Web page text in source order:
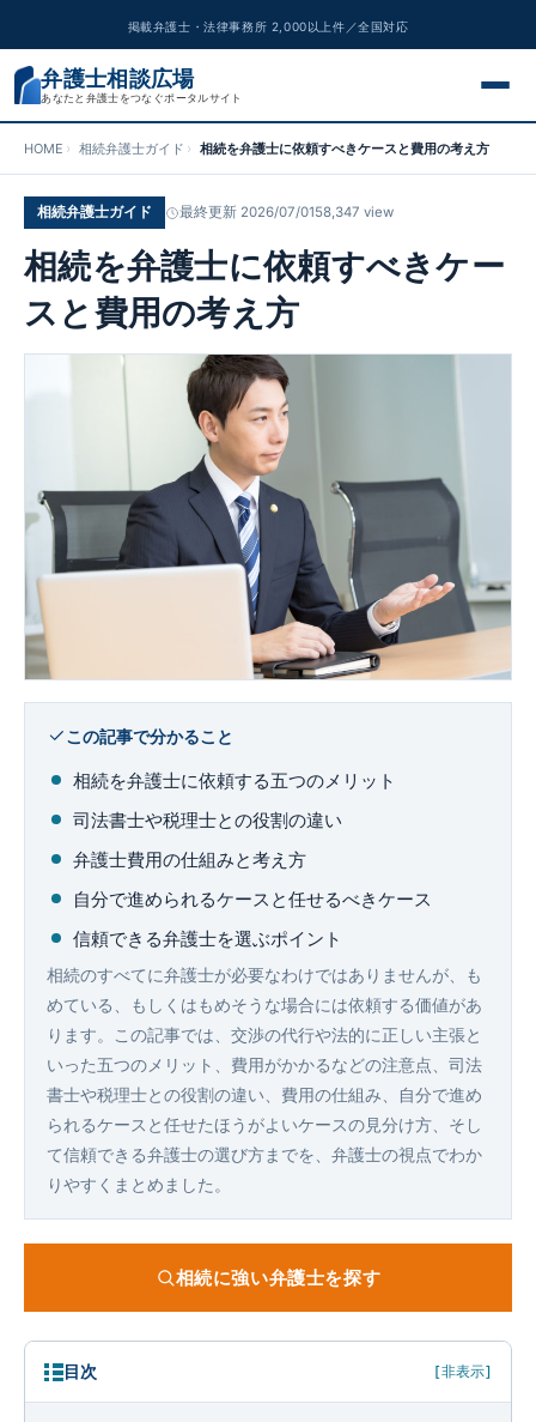
掲載弁護士・法律事務所 2,000以上件／全国対応
弁護士相談広場
あなたと弁護士をつなぐポータルサイト
交通事故
離婚問題
遺産相続
債務整理
企業法務
HOME 相続弁護士ガイド 相続を弁護士に依頼すべきケースと費用の考え方
相続弁護士ガイド 最終更新 2026/07/0158,347 view
相続を弁護士に依頼すべきケー
スと費用の考え方
この記事で分かること
相続を弁護士に依頼する五つのメリット
司法書士や税理士との役割の違い
弁護士費用の仕組みと考え方
自分で進められるケースと任せるべきケース
信頼できる弁護士を選ぶポイント
相続のすべてに弁護士が必要なわけではありませんが、も
めている、もしくはもめそうな場合には依頼する価値があ
ります。この記事では、交渉の代行や法的に正しい主張と
いった五つのメリット、費用がかかるなどの注意点、司法
書士や税理士との役割の違い、費用の仕組み、自分で進め
られるケースと任せたほうがよいケースの見分け方、そし
て信頼できる弁護士の選び方までを、弁護士の視点でわか
りやすくまとめました。
相続に強い弁護士を探す
目次 [非表示]